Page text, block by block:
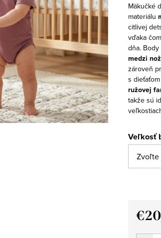
Mäkučké
materiálu
citlivej
vďaka
dňa. Body
medzi
zároveň
s
ružovej
takže sú
Veľkosť